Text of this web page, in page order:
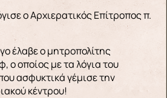
ο Αρχιερατικός Επίτροπος π.
έλαβε ο μητροπολίτης
ο οποίος με τα λόγια του
ασφυκτικά γέμισε την
κέντρου!